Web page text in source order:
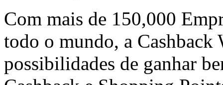
Com mais de 150,000
todo o mundo, a Cashback
possibilidades de ganhar